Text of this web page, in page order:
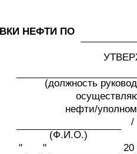
НЕФТИ ПО
(должность
нефти/
/
(Ф.И.О.)
"
" 20